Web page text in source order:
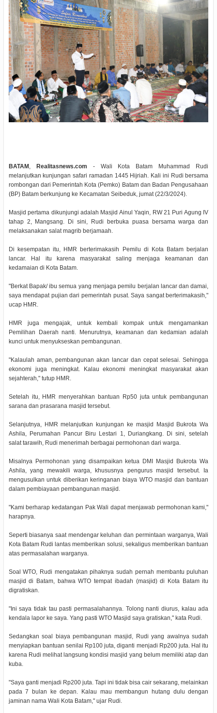
BATAM, Realitasnews.com - Wali Kota Batam Muhammad Rudi
melanjutkan kunjungan safari ramadan 1445 Hijriah. Kali ini Rudi bersama
rombongan dari Pemerintah Kota (Pemko) Batam dan Badan Pengusahaan
(BP) Batam berkunjung ke Kecamatan Seibeduk, jumat (22/3/2024).
Masjid pertama dikunjungi adalah Masjid Ainul Yaqin, RW 21 Puri Agung IV
tahap 2, Mangsang. Di sini, Rudi berbuka puasa bersama warga dan
melaksanakan salat magrib berjamaah.
Di kesempatan itu, HMR berterimakasih Pemilu di Kota Batam berjalan
lancar. Hal itu karena masyarakat saling menjaga keamanan dan
kedamaian di Kota Batam.
"Berkat Bapak/ ibu semua yang menjaga pemilu berjalan lancar dan damai,
saya mendapat pujian dari pemerintah pusat. Saya sangat berterimakasih,"
ucap HMR.
HMR juga mengajak, untuk kembali kompak untuk mengamankan
Pemilihan Daerah nanti. Menurutnya, keamanan dan kedamian adalah
kunci untuk menyukseskan pembangunan.
"Kalaulah aman, pembangunan akan lancar dan cepat selesai. Sehingga
ekonomi juga meningkat. Kalau ekonomi meningkat masyarakat akan
sejahterah," tutup HMR.
Setelah itu, HMR menyerahkan bantuan Rp50 juta untuk pembangunan
sarana dan prasarana masjid tersebut.
Selanjutnya, HMR melanjutkan kunjungan ke masjid Masjid Bukrota Wa
Ashila, Perumahan Pancur Biru Lestari 1, Duriangkang. Di sini, setelah
salat tarawih, Rudi menerimah berbagai permohonan dari warga.
Misalnya Permohonan yang disampaikan ketua DMI Masjid Bukrota Wa
Ashila, yang mewakili warga, khususnya pengurus masjid tersebut. Ia
mengusulkan untuk diberikan keringanan biaya WTO masjid dan bantuan
dalam pembiayaan pembangunan masjid.
"Kami berharap kedatangan Pak Wali dapat menjawab permohonan kami,"
harapnya.
Seperti biasanya saat mendengar keluhan dan permintaan warganya, Wali
Kota Batam Rudi lantas memberikan solusi, sekaligus memberikan bantuan
atas permasalahan warganya.
Soal WTO, Rudi mengatakan pihaknya sudah pernah membantu puluhan
masjid di Batam, bahwa WTO tempat ibadah (masjid) di Kota Batam itu
digratiskan.
"Ini saya tidak tau pasti permasalahannya. Tolong nanti diurus, kalau ada
kendala lapor ke saya. Yang pasti WTO Masjid saya gratiskan," kata Rudi.
Sedangkan soal biaya pembangunan masjid, Rudi yang awalnya sudah
menyiapkan bantuan senilai Rp100 juta, diganti menjadi Rp200 juta. Hal itu
karena Rudi melihat langsung kondisi masjid yang belum memiliki atap dan
kuba.
"Saya ganti menjadi Rp200 juta. Tapi ini tidak bisa cair sekarang, melainkan
pada 7 bulan ke depan. Kalau mau membangun hutang dulu dengan
jaminan nama Wali Kota Batam," ujar Rudi.